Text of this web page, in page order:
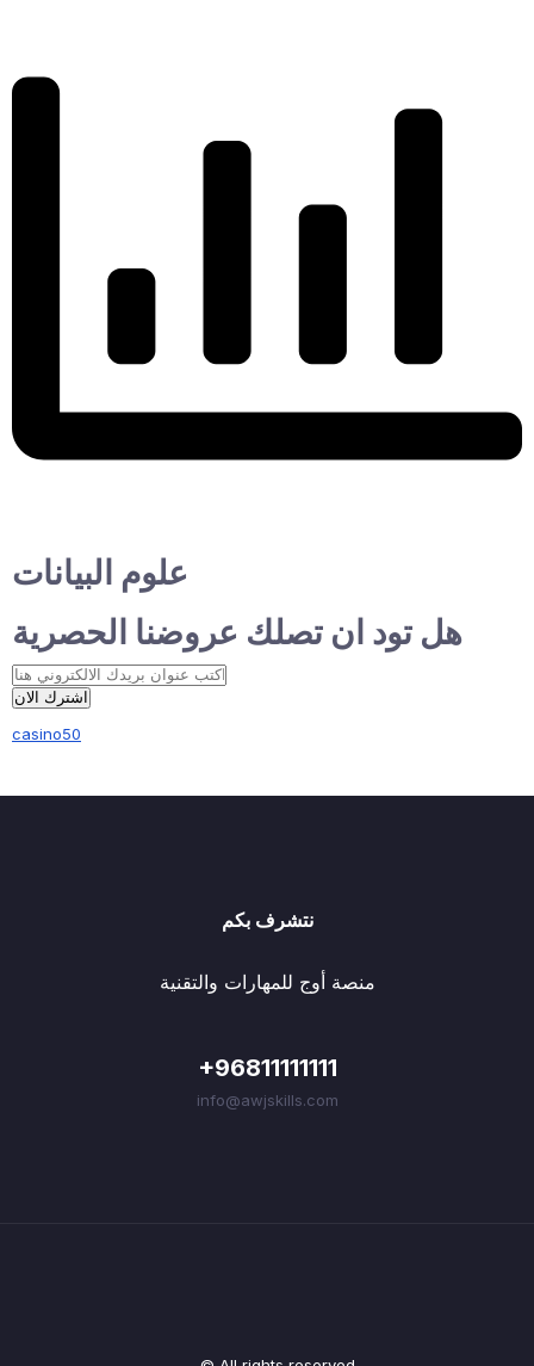
علوم البيانات
هل تود ان تصلك عروضنا الحصرية
اشترك الان
casino50
نتشرف بكم
منصة أوج للمهارات والتقنية
+96811111111
info@awjskills.com